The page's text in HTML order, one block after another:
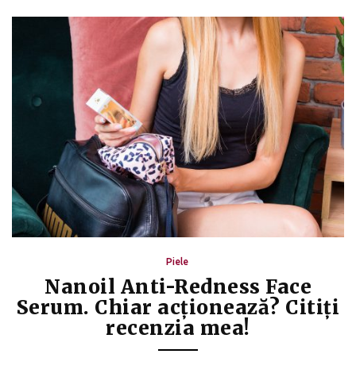
Piele
Nanoil Anti-Redness Face
Serum. Chiar acționează? Citiți
recenzia mea!